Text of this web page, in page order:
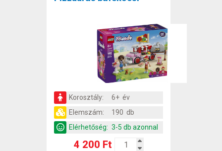
Korosztály:
6+ év
Elemszám:
190 db
Elérhetőség: 3-5 db azonnal
4 200 Ft